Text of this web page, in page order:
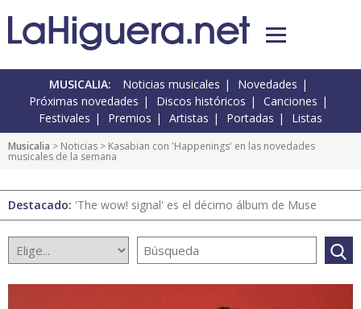
MUSICALIA: Noticias musicales
Novedades
Próximas novedades
Discos históricos
Canciones
Festivales
Premios Artistas Portadas Listas
Musicalia > Noticias > Kasabian con 'Happenings' en las novedades
musicales de la semana
Destacado: 'The wow! signal' es el décimo álbum de Muse